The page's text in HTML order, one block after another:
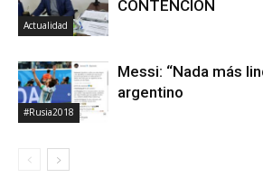
Actualidad
CONTENCION
#Rusia2018
Messi: “Nada más
argentino